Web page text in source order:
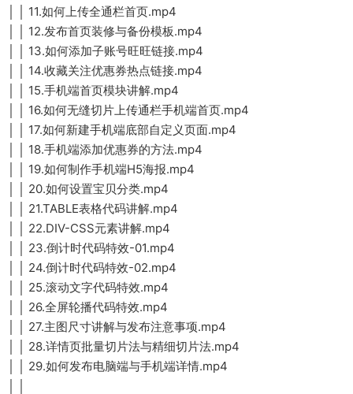
│ │ 11.如何上传全通栏首页.mp4
│ │ 12.发布首页装修与备份模板.mp4
│ │ 13.如何添加子账号旺旺链接.mp4
│ │ 14.收藏关注优惠券热点链接.mp4
│ │ 15.手机端首页模块讲解.mp4
│ │ 16.如何无缝切片上传通栏手机端首页.mp4
│ │ 17.如何新建手机端底部自定义页面.mp4
│ │ 18.手机端添加优惠券的方法.mp4
│ │ 19.如何制作手机端H5海报.mp4
│ │ 20.如何设置宝贝分类.mp4
│ │ 21.TABLE表格代码讲解.mp4
│ │ 22.DIV-CSS元素讲解.mp4
│ │ 23.倒计时代码特效-01.mp4
│ │ 24.倒计时代码特效-02.mp4
│ │ 25.滚动文字代码特效.mp4
│ │ 26.全屏轮播代码特效.mp4
│ │ 27.主图尺寸讲解与发布注意事项.mp4
│ │ 28.详情页批量切片法与精细切片法.mp4
│ │ 29.如何发布电脑端与手机端详情.mp4